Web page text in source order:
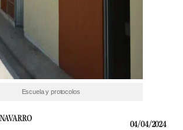
Escuela y protocolos
04/04/2024